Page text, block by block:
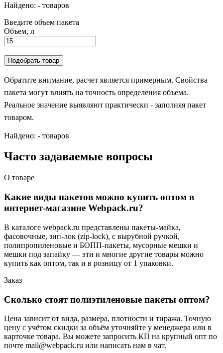
Найдено: - товаров
Введите объем пакета
Объем, л
Подобрать товар
Обратите внимание, расчет является примерным. Свойства
пакета могут влиять на точность определения объема.
Реальное значение выявляют практически - заполняя пакет
товаром.
Найдено: - товаров
Часто задаваемые вопросы
О товаре
Какие виды пакетов можно купить оптом в
интернет-магазине Webpack.ru?
В каталоге webpack.ru представлены пакеты-майка,
фасовочные, зип-лок (zip-lock), с вырубной ручкой,
полипропиленовые и БОПП-пакеты, мусорные мешки и
мешки под запайку — эти и многие другие товары можно
купить как оптом, так и в розницу от 1 упаковки.
Заказ
Сколько стоят полиэтиленовые пакеты оптом?
Цена зависит от вида, размера, плотности и тиража. Точную
цену с учётом скидки за объём уточняйте у менеджера или в
карточке товара. Вы можете запросить КП на крупный опт по
почте mail@webpack.ru или написать нам в чат.